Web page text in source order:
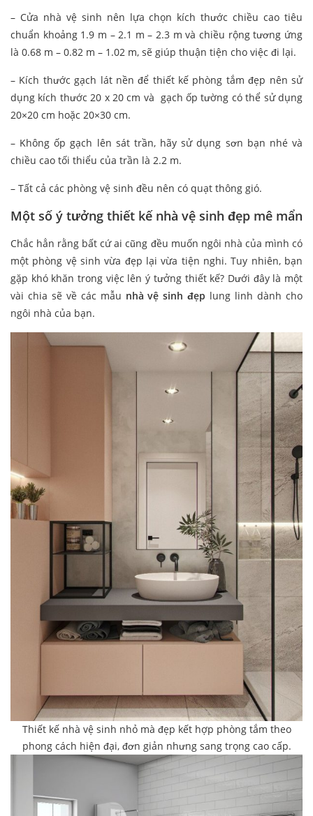
– Cửa nhà vệ sinh nên lựa chọn kích thước chiều cao tiêu
chuẩn khoảng 1.9 m – 2.1 m – 2.3 m và chiều rộng tương ứng
là 0.68 m – 0.82 m – 1.02 m, sẽ giúp thuận tiện cho việc đi lại.
– Kích thước gạch lát nền để thiết kế phòng tắm đẹp nên sử
dụng kích thước 20 x 20 cm và gạch ốp tường có thể sử dụng
20×20 cm hoặc 20×30 cm.
– Không ốp gạch lên sát trần, hãy sử dụng sơn bạn nhé và
chiều cao tối thiểu của trần là 2.2 m.
– Tất cả các phòng vệ sinh đều nên có quạt thông gió.
Một số ý tưởng thiết kế nhà vệ sinh đẹp mê mẩn
Chắc hẳn rằng bất cứ ai cũng đều muốn ngôi nhà của mình có
một phòng vệ sinh vừa đẹp lại vừa tiện nghi. Tuy nhiên, bạn
gặp khó khăn trong việc lên ý tưởng thiết kế? Dưới đây là một
vài chia sẽ về các mẫu nhà vệ sinh đẹp lung linh dành cho
ngôi nhà của bạn.
Thiết kế nhà vệ sinh nhỏ mà đẹp kết hợp phòng tắm theo
phong cách hiện đại, đơn giản nhưng sang trọng cao cấp.